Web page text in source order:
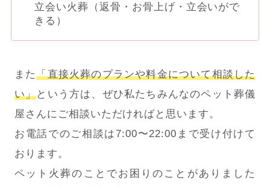
立会い火葬（返骨・お骨上げ・立会いがで
きる）
また「直接火葬のプランや料金について相談した
い」という方は、ぜひ私たちみんなのペット葬儀
屋さんにご相談いただければと思います。
お電話でのご相談は7:00〜22:00まで受け付けて
おります。
ペット火葬のことでお困りのことがありました